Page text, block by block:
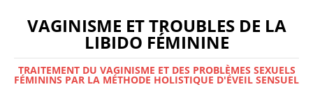
VAGINISME ET TROUBLES DE LA
LIBIDO FÉMININE
TRAITEMENT DU VAGINISME ET DES PROBLÈMES SEXUELS
FÉMININS PAR LA MÉTHODE HOLISTIQUE D'ÉVEIL SENSUEL